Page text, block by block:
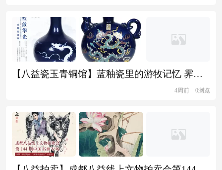
【八益瓷玉青铜馆】蓝釉瓷里的游牧记忆 霁蓝敛华光——蓝釉瓷器展
4周前 0浏览